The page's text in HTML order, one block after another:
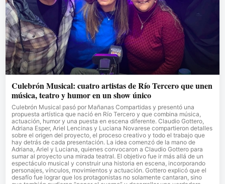
Culebrón Musical: cuatro artistas de Río Tercero que unen
música, teatro y humor en un show único
Culebrón Musical pasó por Mañanas Compartidas y presentó una
propuesta artística que nació en Río Tercero y que combina música,
actuación, humor y una puesta en escena diferente. Claudio Gottero,
Adriana Esper, Ariel Lencinas y Luciana Novarese compartieron detalles
sobre el origen del proyecto, el proceso creativo y todo el trabajo que
hay detrás de cada presentación. La idea comenzó de la mano de
Adriana, Ariel y Luciana, quienes convocaron a Claudio Gottero para
sumar al proyecto una mirada teatral. El objetivo fue ir más allá de un
espectáculo musical y construir una historia en escena, incorporando
personajes, vínculos, movimientos y actuación. Gottero explicó que el
desafío fue lograr que los protagonistas no solamente cantaran, sino